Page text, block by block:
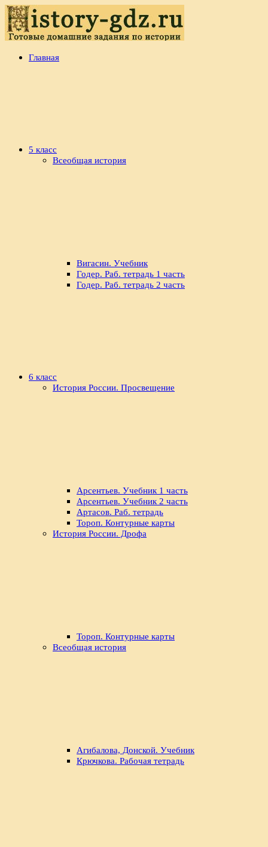
Перейти
к
содержимому
history-
ГотовыеГлавная
5 класс
Всеобщая история
Вигасин. Учебник
Годер. Раб. тетрадь 1 часть
Годер. Раб. тетрадь 2 часть
6 класс
История России. Просвещение
Арсентьев. Учебник 1 часть
Арсентьев. Учебник 2 часть
Артасов. Раб. тетрадь
Тороп. Контурные карты
История России. Дрофа
Тороп. Контурные карты
Всеобщая история
Агибалова, Донской. Учебник
Крючкова. Рабочая тетрадь